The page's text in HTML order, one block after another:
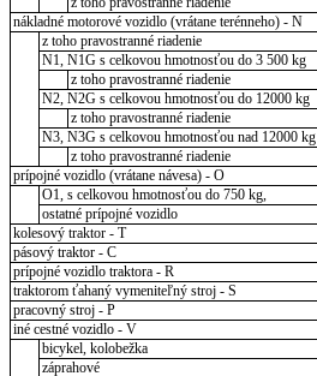
nákladné motorové vozidlo (vrátane terénneho) - N
z toho pravostranné riadenie
N1, N1G s celkovou hmotnosťou do 3 500 kg
z toho pravostranné riadenie
N2, N2G s celkovou hmotnosťou do 12000 kg
z toho pravostranné riadenie
N3, N3G s celkovou hmotnosťou nad 12000 kg
z toho pravostranné riadenie
prípojné vozidlo (vrátane návesa) - O
O1, s celkovou hmotnosťou do 750 kg,
ostatné prípojné vozidlo
kolesový traktor - T
pásový traktor - C
prípojné vozidlo traktora - R
traktorom ťahaný vymeniteľný stroj - S
pracovný stroj - P
iné cestné vozidlo - V
bicykel, kolobežka
záprahové